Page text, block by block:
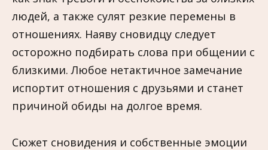
людей, а также сулят резкие перемены в
отношениях. Наяву сновидцу следует
осторожно подбирать слова при общении с
близкими. Любое нетактичное замечание
испортит отношения с друзьями и станет
причиной обиды на долгое время.
Сюжет сновидения и собственные эмоции